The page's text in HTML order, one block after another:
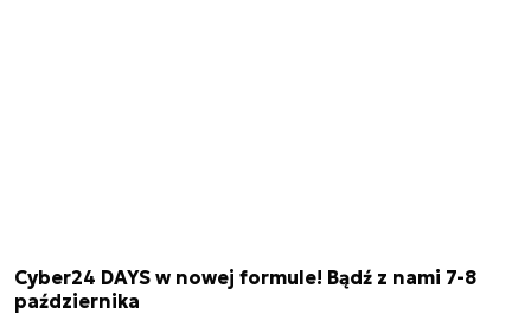
Cyber24 DAYS w nowej formule! Bądź z nami 7-8
października